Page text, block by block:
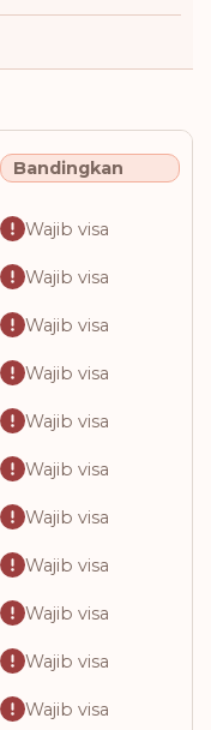
Bandingkan
Wajib visa
Wajib visa
Wajib visa
Wajib visa
Wajib visa
Wajib visa
Wajib visa
Wajib visa
Wajib visa
Wajib visa
Wajib visa